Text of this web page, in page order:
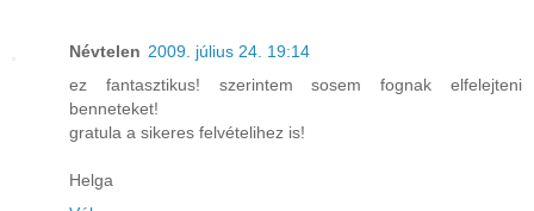
Névtelen 2009. július 24. 19:14
ez fantasztikus! szerintem sosem fognak elfelejteni
benneteket!
gratula a sikeres felvételihez is!
Helga